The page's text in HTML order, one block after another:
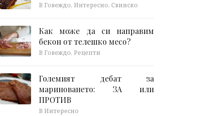
В Говеждо, Интересно, Свинско
Как може да си направим
бекон от телешко месо?
В Говеждо, Рецепти
Големият дебат за
мариноването: ЗА или
ПРОТИВ
В Интересно